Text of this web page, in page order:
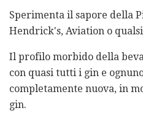
Sperimenta il sapore della
Hendrick's, Aviation o
Il profilo morbido della
con quasi tutti i gin e
completamente nuova, in
gin.